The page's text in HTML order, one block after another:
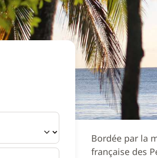
Bordée par la
française des